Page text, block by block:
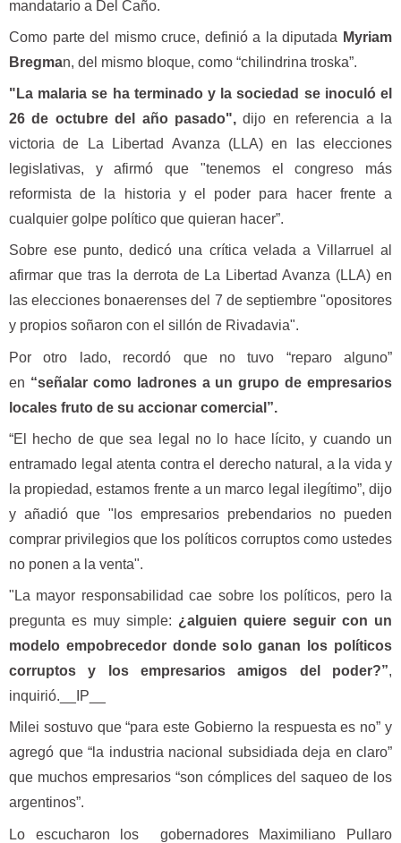
mandatario a Del Caño.
Como parte del mismo cruce, definió a la diputada Myriam
Bregman, del mismo bloque, como “chilindrina troska”.
"La malaria se ha terminado y la sociedad se inoculó el
26 de octubre del año pasado", dijo en referencia a la
victoria de La Libertad Avanza (LLA) en las elecciones
legislativas, y afirmó que "tenemos el congreso más
reformista de la historia y el poder para hacer frente a
cualquier golpe político que quieran hacer”.
Sobre ese punto, dedicó una crítica velada a Villarruel al
afirmar que tras la derrota de La Libertad Avanza (LLA) en
las elecciones bonaerenses del 7 de septiembre "opositores
y propios soñaron con el sillón de Rivadavia".
Por otro lado, recordó que no tuvo “reparo alguno”
en “señalar como ladrones a un grupo de empresarios
locales fruto de su accionar comercial”.
“El hecho de que sea legal no lo hace lícito, y cuando un
entramado legal atenta contra el derecho natural, a la vida y
la propiedad, estamos frente a un marco legal ilegítimo”, dijo
y añadió que "los empresarios prebendarios no pueden
comprar privilegios que los políticos corruptos como ustedes
no ponen a la venta".
"La mayor responsabilidad cae sobre los políticos, pero la
pregunta es muy simple: ¿alguien quiere seguir con un
modelo empobrecedor donde solo ganan los políticos
corruptos y los empresarios amigos del poder?”,
inquirió.__IP__
Milei sostuvo que “para este Gobierno la respuesta es no” y
agregó que “la industria nacional subsidiada deja en claro”
que muchos empresarios “son cómplices del saqueo de los
argentinos”.
Lo escucharon los gobernadores Maximiliano Pullaro